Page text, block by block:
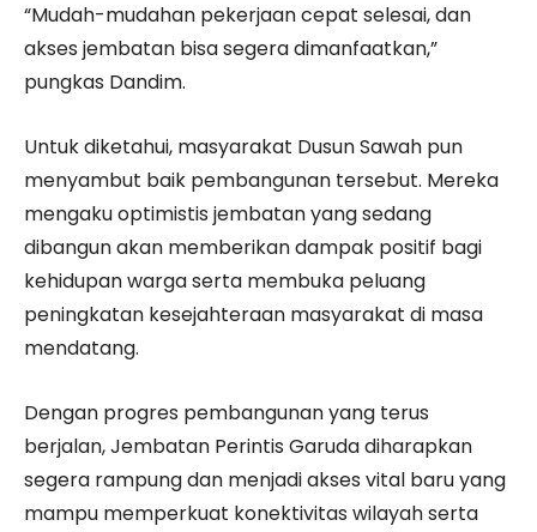
“Mudah-mudahan pekerjaan cepat selesai, dan
akses jembatan bisa segera dimanfaatkan,”
pungkas Dandim.
Untuk diketahui, masyarakat Dusun Sawah pun
menyambut baik pembangunan tersebut. Mereka
mengaku optimistis jembatan yang sedang
dibangun akan memberikan dampak positif bagi
kehidupan warga serta membuka peluang
peningkatan kesejahteraan masyarakat di masa
mendatang.
Dengan progres pembangunan yang terus
berjalan, Jembatan Perintis Garuda diharapkan
segera rampung dan menjadi akses vital baru yang
mampu memperkuat konektivitas wilayah serta